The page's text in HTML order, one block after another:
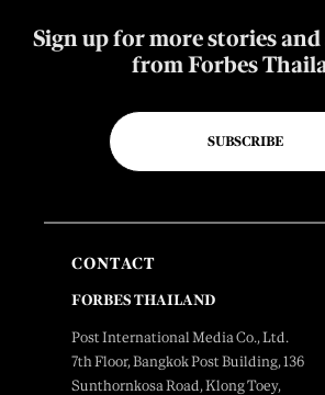
Sign up for more stories
from Forbes
SUBSCRIBE
CONTACT
FORBES THAILAND
Post International Media Co., Ltd.
7th Floor, Bangkok Post Building, 136
Sunthornkosa Road, Klong Toey,